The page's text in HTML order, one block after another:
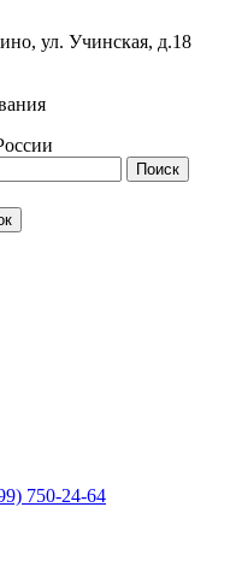
ул. Учинская, д.18
750-24-64